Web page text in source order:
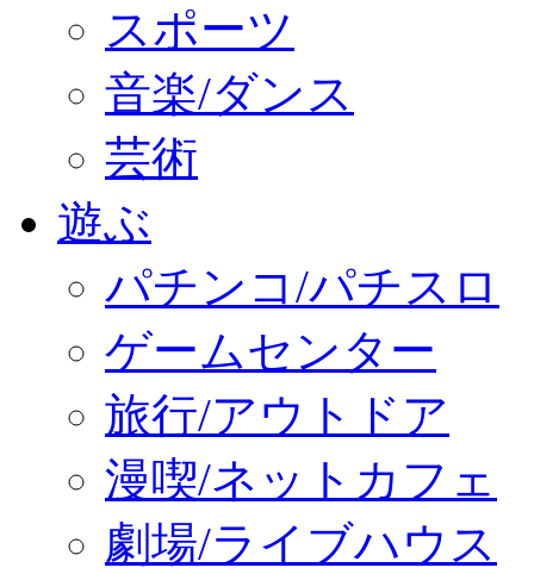
スポーツ
音楽/ダンス
芸術
遊ぶ
パチンコ/パチスロ
ゲームセンター
旅行/アウトドア
漫喫/ネットカフェ
劇場/ライブハウス